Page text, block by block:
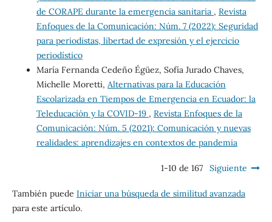
de CORAPE durante la emergencia sanitaria , Revista
Enfoques de la Comunicación: Núm. 7 (2022): Seguridad
para periodistas, libertad de expresión y el ejercicio
periodístico
María Fernanda Cedeño Égüez, Sofía Jurado Chaves,
Michelle Moretti, Alternativas para la Educación
Escolarizada en Tiempos de Emergencia en Ecuador: la
Teleducación y la COVID-19 , Revista Enfoques de la
Comunicación: Núm. 5 (2021): Comunicación y nuevas
realidades: aprendizajes en contextos de pandemia
1-10 de 167 Siguiente
También puede Iniciar una búsqueda de similitud avanzada
para este artículo.